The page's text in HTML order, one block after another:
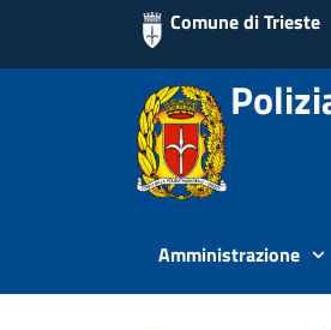
Comune di Trieste
Amministrazione